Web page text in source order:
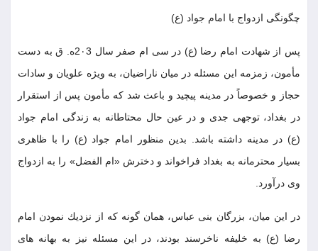
چگونگى ازدواج با امام جواد (ع)
پس از شهادت امام رضا (ع) در سى ام صفر سال 2٠3ه. ق به دست
مأمون، زمزمه اين مسئله در ميان ناراضيان، به ويژه علويان و سادات
حجاز و خصوصاً در مدينه پيچيد و باعث شد كه مأمون پس از استقرار
در بغداد، توجهى جدى و در عين حال محتاطانه به زندگى امام جواد
(ع) در مدينه داشته باشد. بدين منظور امام جواد (ع) را با ظاهرى
بسيار محترمانه به بغداد فراخواند و دخترش «ام الفضل» را به ازدواج
وى درآورد.
در اين ميان، بزرگان بنى عباس، همان گونه كه از نزديك نمودن امام
رضا (ع) به خليفه ناخرسند بودند، در اين مسئله نيز به بهانه هاى